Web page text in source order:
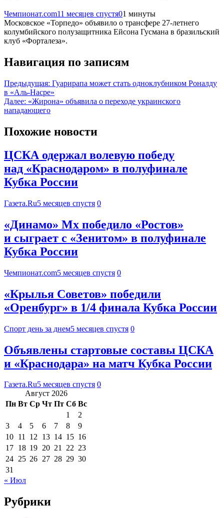
Чемпионат.com11 месяцев спустя01 минуты
Московское «Торпедо» объявило о трансфере 27-летнего
колумбийского полузащитника Ейсона Гусмана в бразильский
клуб «Форталеза».
Навигация по записям
Предыдущая: Гуарирапа может стать одноклубником Роналду
в «Аль-Насре»
Далее: «Жирона» объявила о переходе украинского
нападающего
Похожие новости
ЦСКА одержал волевую победу
над «Краснодаром» в полуфинале
Кубка России
Газета.Ru5 месяцев спустя 0
«Динамо» Мх победило «Ростов»
и сыграет с «Зенитом» в полуфинале
Кубка России
Чемпионат.com5 месяцев спустя 0
«Крылья Советов» победили
«Оренбург» в 1/4 финала Кубка России
Спорт день за днем5 месяцев спустя 0
Объявлены стартовые составы ЦСКА
и «Краснодара» на матч Кубка России
Газета.Ru5 месяцев спустя 0
Август 2026
Пн Вт Ср Чт Пт Сб Вс
1
2
3
4 5 6 7 8
9
10 11 12 13 14 15 16
17 18 19 20 21 22 23
24 25 26 27 28 29 30
31
« Июл
Рубрики